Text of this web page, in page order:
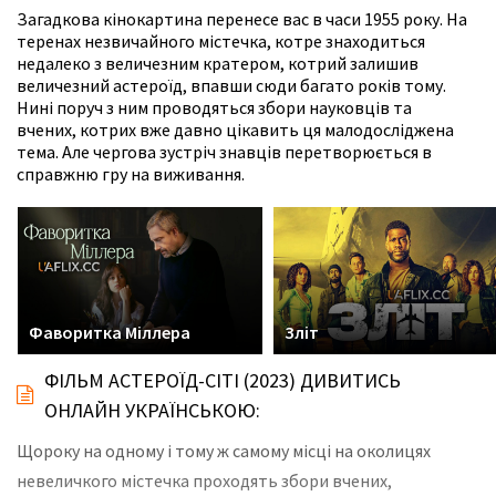
Загадкова кінокартина перенесе вас в часи 1955 року. На
теренах незвичайного містечка, котре знаходиться
недалеко з величезним кратером, котрий залишив
величезний астероїд, впавши сюди багато років тому.
Нині поруч з ним проводяться збори науковців та
вчених, котрих вже давно цікавить ця малодосліджена
тема. Але чергова зустріч знавців перетворюється в
справжню гру на виживання.
Фаворитка Міллера Зліт
ФІЛЬМ АСТЕРОЇД-СІТІ (2023) ДИВИТИСЬ
ОНЛАЙН УКРАЇНСЬКОЮ:
Щороку на одному і тому ж самому місці на околицях
невеличкого містечка проходять збори вчених,